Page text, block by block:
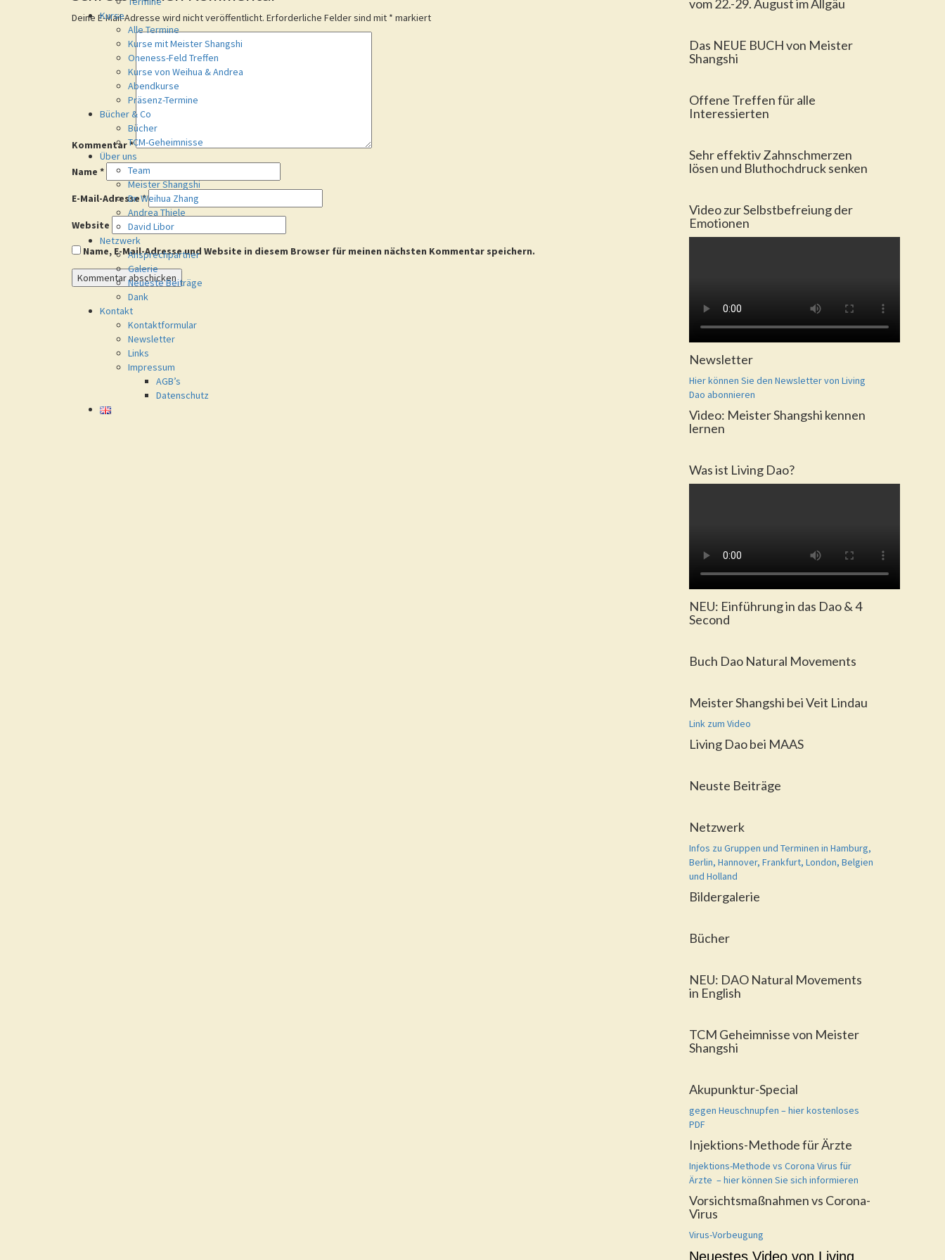
Kurse
Alle Termine
Kurse mit Meister Shangshi
Oneness-Feld Treffen
Kurse von Weihua & Andrea
Abendkurse
Präsenz-Termine
Bücher & Co
Bücher
TCM-Geheimnisse
Über uns
Team
Meister Shangshi
Dr. Weihua Zhang
Andrea Thiele
David Libor
Netzwerk
Ansprechpartner
Galerie
Neueste Beiträge
Dank
Kontakt
Kontaktformular
Newsletter
Links
Impressum
AGB’s
Datenschutz
Deine E-Mail-Adresse wird nicht veröffentlicht. Erforderliche Felder sind mit * markiert
Kommentar*
Name *
E-Mail-Adresse*
Website
Name, E-Mail-Adresse und Website in diesem Browser für meinen nächsten Kommentar speichern.
vom 22.-29. August im Allgäu
Das NEUE BUCH von Meister
Shangshi
Offene Treffen für alle
Interessierten
Sehr effektiv Zahnschmerzen
lösen und Bluthochdruck senken
Video zur Selbstbefreiung der
Emotionen
Newsletter
Hier können Sie den Newsletter von Living
Dao abonnieren
Video: Meister Shangshi kennen
lernen
Was ist Living Dao?
NEU: Einführung in das Dao & 4
Second
Buch Dao Natural Movements
Meister Shangshi bei Veit Lindau
Link zum Video
Living Dao bei MAAS
Neuste Beiträge
Netzwerk
Infos zu Gruppen und Terminen in Hamburg,
Berlin, Hannover, Frankfurt, London, Belgien
und Holland
Bildergalerie
Bücher
NEU: DAO Natural Movements
in English
TCM Geheimnisse von Meister
Shangshi
Akupunktur-Special
gegen Heuschnupfen – hier kostenloses
PDF
Injektions-Methode für Ärzte
Injektions-Methode vs Corona Virus für
Ärzte – hier können Sie sich informieren
Vorsichtsmaßnahmen vs Corona-
Virus
Virus-Vorbeugung
Neuestes Video von Living